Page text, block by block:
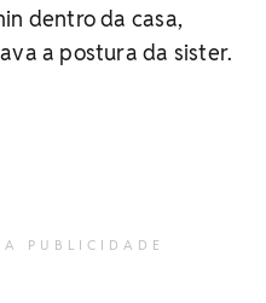
dentro da casa,
a postura da sister.
PUBLICIDADE